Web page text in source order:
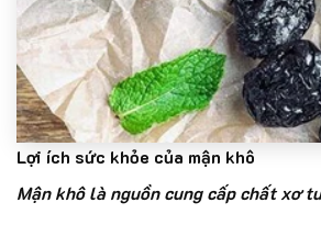
Lợi ích sức khỏe của mận khô
Mận khô là nguồn cung cấp chất xơ